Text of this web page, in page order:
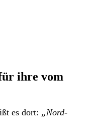
ihre vom
es dort: „Nord-